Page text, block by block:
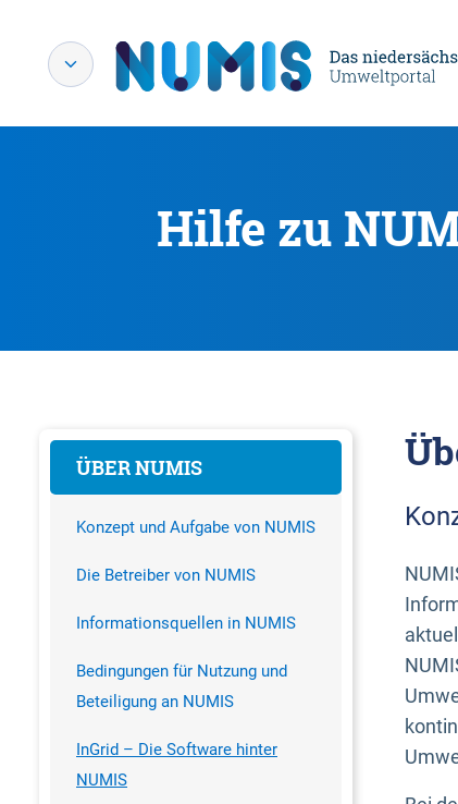
Hilfe zu
ÜBER NUMIS
Konzept und Aufgabe von NUMIS
Die Betreiber von NUMIS
Informationsquellen in NUMIS
Bedingungen für Nutzung und
Beteiligung an NUMIS
InGrid – Die Software hinter
NUMIS